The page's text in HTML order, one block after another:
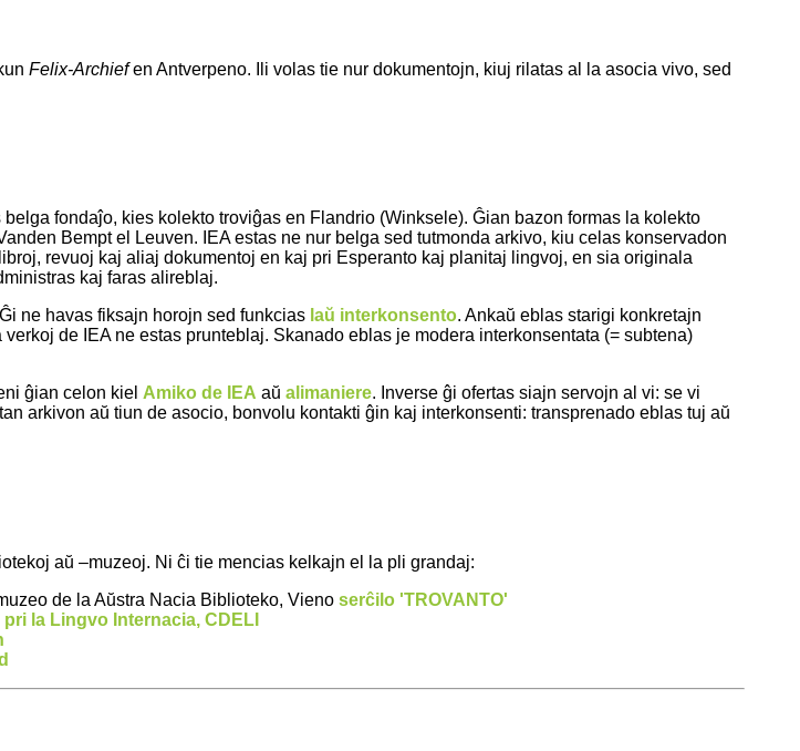
Felix-Archiefen Antverpeno. Ili volas tie nur dokumentojn, kiuj rilatas al la asocia vivo, sed
fondaĵo, kies kolekto troviĝas en Flandrio (Winksele). Ĝian bazon formas la kolekto
Bempt el Leuven. IEA estas ne nur belga sed tutmonda arkivo, kiu celas konservadon
revuoj kaj aliaj dokumentoj en kaj pri Esperanto kaj planitaj lingvoj, en sia originala
kaj faras alireblaj.
ne havas fiksajn horojn sed funkcias laŭ interkonsento. Ankaŭ eblas starigi konkretajn
de IEA ne estas prunteblaj. Skanado eblas je modera interkonsentata (= subtena)
ĝian celon kiel Amiko de IEA aŭ alimaniere. Inverse ĝi ofertas siajn servojn al vi: se vi
arkivon aŭ tiun de asocio, bonvolu kontakti ĝin kaj interkonsenti: transprenado eblas tuj aŭ
aŭ –muzeoj. Ni ĉi tie mencias kelkajn el la pli grandaj:
de la Aŭstra Nacia Biblioteko, Vieno serĉilo 'TROVANTO'
la Lingvo Internacia, CDELI